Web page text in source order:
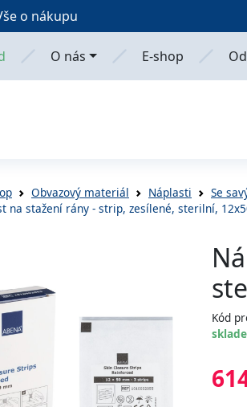
o nákupu
O nás E-shop
Obvazový materiál Náplasti Se
na stažení rány - strip, zesílené, sterilní,
Kód